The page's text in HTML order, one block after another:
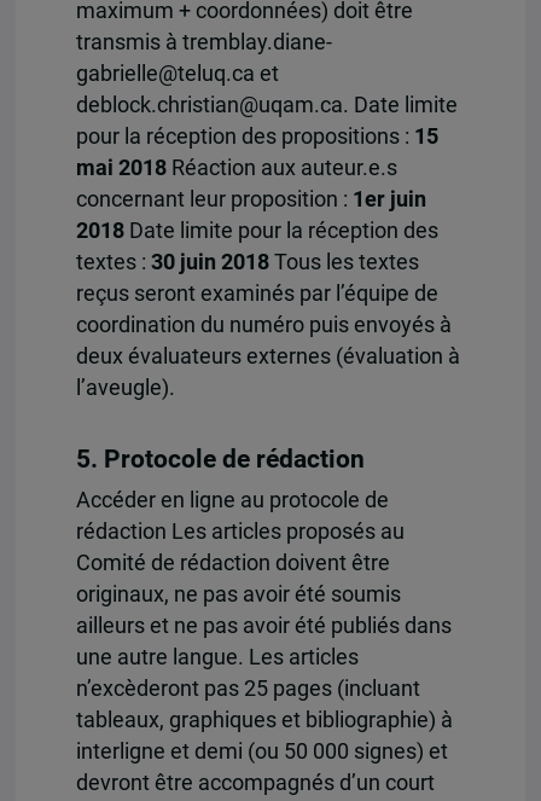
maximum + coordonnées) doit être
transmis à tremblay.diane-
gabrielle@teluq.ca et
deblock.christian@uqam.ca. Date limite
pour la réception des propositions : 15
mai 2018Réaction aux auteur.e.s
concernant leur proposition : 1er juin
2018Date limite pour la réception des
textes : 30 juin 2018Tous les textes
reçus seront examinés par l’équipe de
coordination du numéro puis envoyés à
deux évaluateurs externes (évaluation à
l’aveugle).
5. Protocole de rédaction
Accéder en ligne au protocole de
rédaction Les articles proposés au
Comité de rédaction doivent être
originaux, ne pas avoir été soumis
ailleurs et ne pas avoir été publiés dans
une autre langue. Les articles
n’excèderont pas 25 pages (incluant
tableaux, graphiques et bibliographie) à
interligne et demi (ou 50 000 signes) et
devront être accompagnés d’un court